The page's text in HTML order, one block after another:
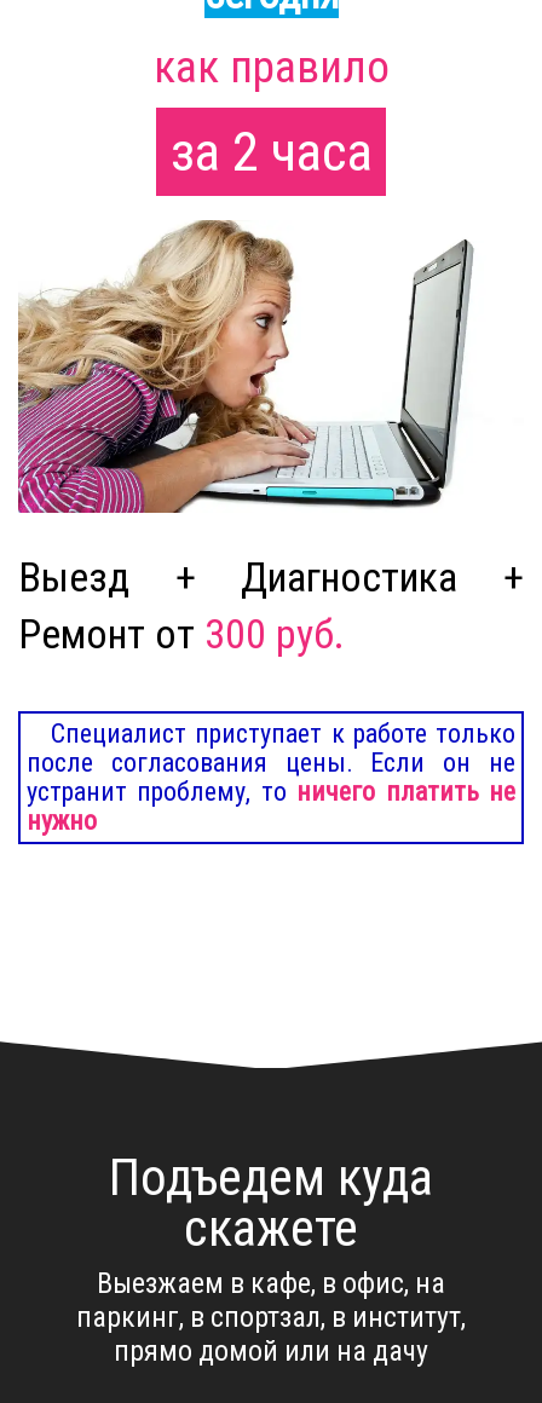
как правило
за 2 часа
Выезд + Диагностика +
Ремонт от 300 руб.
Специалист приступает к работе только
после согласования цены. Если он не
устранит проблему, то ничего платить не
нужно
Подъедем куда
скажете
Выезжаем в кафе, в офис, на
паркинг, в спортзал, в институт,
прямо домой или на дачу